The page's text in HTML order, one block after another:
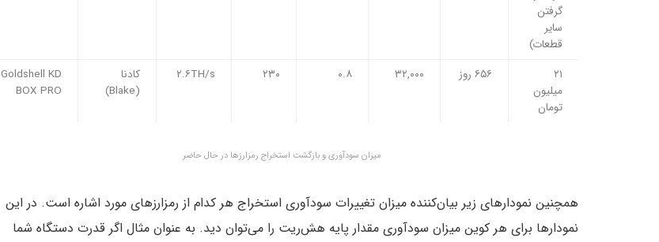
گرفتن
سایر
قطعات)
۲۱
میلیون
تومان
۶۵۶ روز ۳۲,۰۰۰ ۰.۸ ۲۳۰ ۲.۶TH/s
کادنا
(Blake)
Goldshell KD
BOX PRO
میزان سودآوری و بازگشت استخراج رمزارزها در حال حاضر
همچنین نمودارهای زیر بیان‌کننده میزان تغییرات سودآوری استخراج هر کدام از رمزارزهای مورد اشاره است. در این
نمودارها برای هر کوین میزان سودآوری مقدار پایه هش‌ریت را می‌توان دید. به عنوان مثال اگر قدرت دستگاه شما